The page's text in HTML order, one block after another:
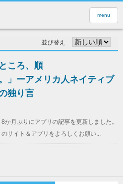
menu
並び替え
ころ、順
」ーアメリカ人ネイティブ
独り言
月ぶりにアプリの記事を更新しました。
サイト＆アプリをよろしくお願い...